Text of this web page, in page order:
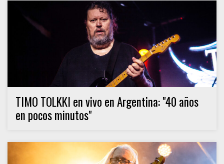
TIMO TOLKKI en vivo en Argentina: "40 años
en pocos minutos"